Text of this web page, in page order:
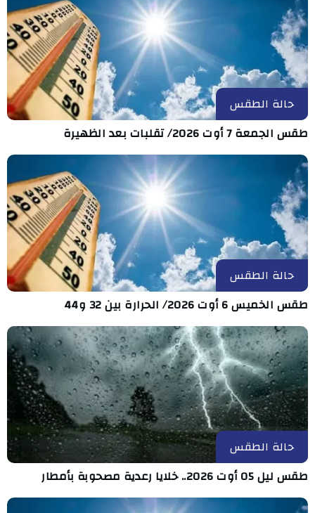
حالة الطقس
طقس الجمعة 7 أوت 2026/ تقلبات بعد الظهيرة
حالة الطقس
طقس الخميس 6 أوت 2026/ الحرارة بين 32 و44
حالة الطقس
طقس ليل 05 أوت 2026.. خلايا رعدية مصحوبة بأمطار